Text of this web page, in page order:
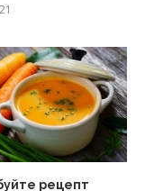
рецепт